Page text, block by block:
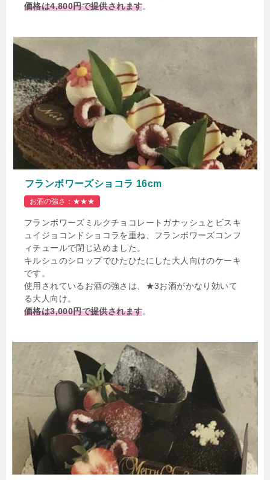
価格は4,800円で提供されます。
フランボワーズショコラ 16cm
お酒の強さ：★★★
フランボワーズミルクチョコレートガナッシュとビスキ
ュイジョコンドショコラを重ね、フランボワーズコンフ
ィチュールで閉じ込めました。
キルシュのシロップでひたひたにした大人向けのケーキ
です。
使用されているお酒の強さは、★3お酒がかなり効いて
る大人向け。
価格は3,000円で提供されます。